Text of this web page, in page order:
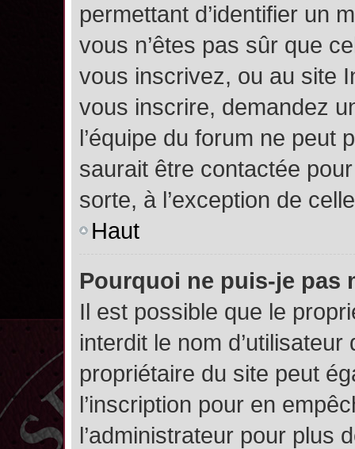
permettant d’identifier un
vous n’êtes pas sûr que
vous inscrivez, ou au site
vous inscrire, demandez
l’équipe du forum ne peut
saurait être contactée
sorte, à l’exception de
Haut
Pourquoi ne puis-je pas
Il est possible que le
interdit le nom
propriétaire du site peut
l’inscription pour en
l’administrateur pour plus